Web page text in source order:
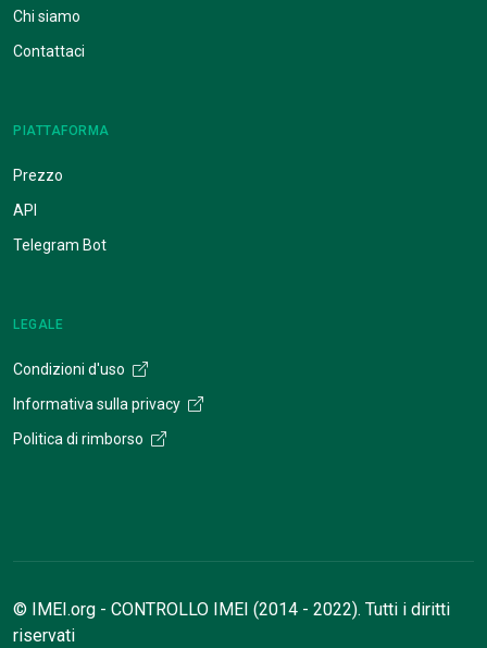
Chi siamo
Contattaci
PIATTAFORMA
Prezzo
API
Telegram Bot
LEGALE
Condizioni d'uso
Informativa sulla privacy
Politica di rimborso
© IMEI.org - CONTROLLO IMEI (2014 - 2022). Tutti i diritti
riservati